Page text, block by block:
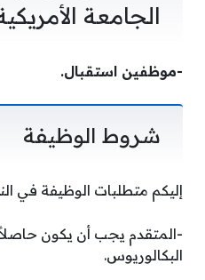
الجامعة
-موظفين استقبال.
شروط الوظيفة
إليكم متطلبات الوظيفة في
-المتقدم يجب أن يكون
البكالوريوس.